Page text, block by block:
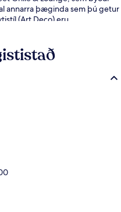
annarra þæginda sem þú getur
(Art Deco) eru
sælkeraverslun.